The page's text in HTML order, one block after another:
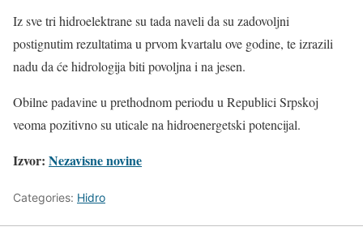
Iz sve tri hidroelektrane su tada naveli da su zadovoljni
postignutim rezultatima u prvom kvartalu ove godine, te izrazili
nadu da će hidrologija biti povoljna i na jesen.
Obilne padavine u prethodnom periodu u Republici Srpskoj
veoma pozitivno su uticale na hidroenergetski potencijal.
Izvor: Nezavisne novine
Categories: Hidro